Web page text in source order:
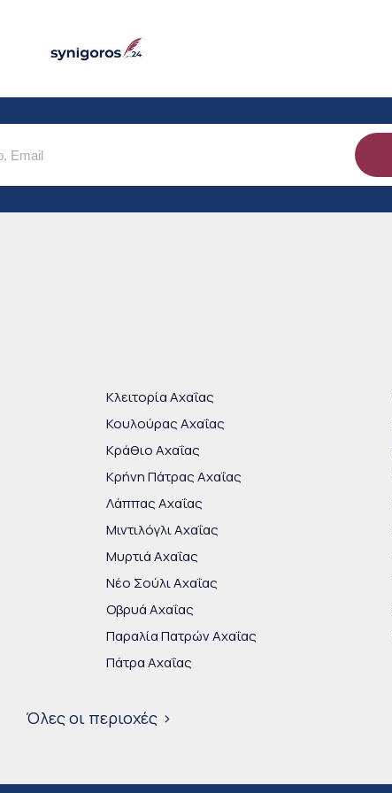
κυρίως περιεχόμενο
Κλειτορία Αχαΐας
Κουλούρας Αχαΐας
Κράθιο Αχαΐας
Κρήνη Πάτρας Αχαΐας
Λάππας Αχαΐας
Μιντιλόγλι Αχαΐας
Μυρτιά Αχαΐας
Νέο Σούλι Αχαΐας
Οβρυά Αχαΐας
Παραλία Πατρών Αχαΐας
Πάτρα Αχαΐας
Όλες οι περιοχές